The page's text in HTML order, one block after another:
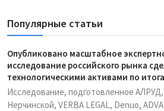
Популярные статьи
Опубликовано масштабное
исследование российского рынка
технологическими активами по
Исследование, подготовленное АЛРУД,
Нерчинской, VERBA LEGAL, Denuo,